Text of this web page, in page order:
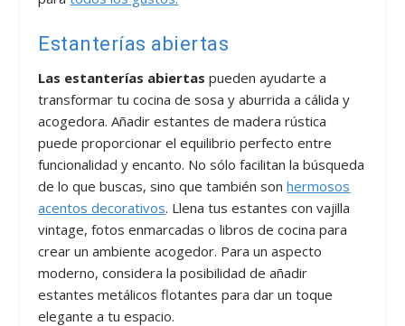
Estanterías abiertas
Las estanterías abiertas pueden ayudarte a
transformar tu cocina de sosa y aburrida a cálida y
acogedora. Añadir estantes de madera rústica
puede proporcionar el equilibrio perfecto entre
funcionalidad y encanto. No sólo facilitan la búsqueda
de lo que buscas, sino que también sonhermosos
acentos decorativos. Llena tus estantes con vajilla
vintage, fotos enmarcadas o libros de cocina para
crear un ambiente acogedor. Para un aspecto
moderno, considera la posibilidad de añadir
estantes metálicos flotantes para dar un toque
elegante a tu espacio.